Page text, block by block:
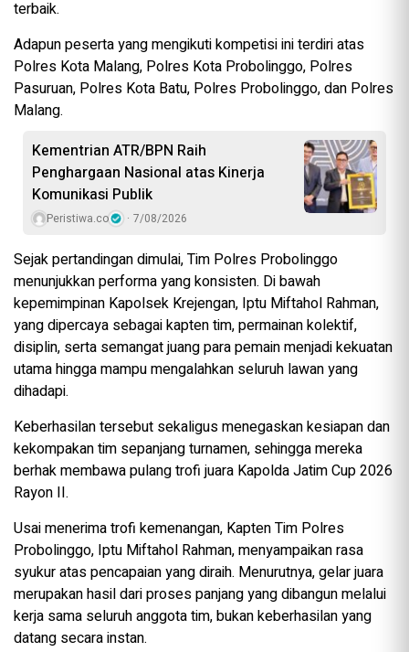
terbaik.
Adapun peserta yang mengikuti kompetisi ini terdiri atas
Polres Kota Malang, Polres Kota Probolinggo, Polres
Pasuruan, Polres Kota Batu, Polres Probolinggo, dan Polres
Malang.
Kementrian ATR/BPN Raih
Penghargaan Nasional atas Kinerja
Komunikasi Publik
Peristiwa.co 7/08/2026
Sejak pertandingan dimulai, Tim Polres Probolinggo
menunjukkan performa yang konsisten. Di bawah
kepemimpinan Kapolsek Krejengan, Iptu Miftahol Rahman,
yang dipercaya sebagai kapten tim, permainan kolektif,
disiplin, serta semangat juang para pemain menjadi kekuatan
utama hingga mampu mengalahkan seluruh lawan yang
dihadapi.
Keberhasilan tersebut sekaligus menegaskan kesiapan dan
kekompakan tim sepanjang turnamen, sehingga mereka
berhak membawa pulang trofi juara Kapolda Jatim Cup 2026
Rayon II.
Usai menerima trofi kemenangan, Kapten Tim Polres
Probolinggo, Iptu Miftahol Rahman, menyampaikan rasa
syukur atas pencapaian yang diraih. Menurutnya, gelar juara
merupakan hasil dari proses panjang yang dibangun melalui
kerja sama seluruh anggota tim, bukan keberhasilan yang
datang secara instan.